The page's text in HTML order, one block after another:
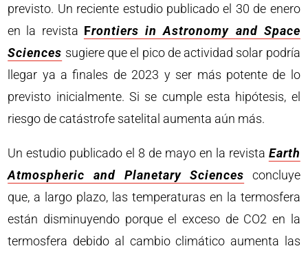
previsto. Un reciente estudio publicado el 30 de enero
en la revista Frontiers in Astronomy and Space
Sciences sugiere que el pico de actividad solar podría
llegar ya a finales de 2023 y ser más potente de lo
previsto inicialmente. Si se cumple esta hipótesis, el
riesgo de catástrofe satelital aumenta aún más.
Un estudio publicado el 8 de mayo en la revista Earth
Atmospheric and Planetary Sciences concluye
que, a largo plazo, las temperaturas en la termosfera
están disminuyendo porque el exceso de CO2 en la
termosfera debido al cambio climático aumenta las